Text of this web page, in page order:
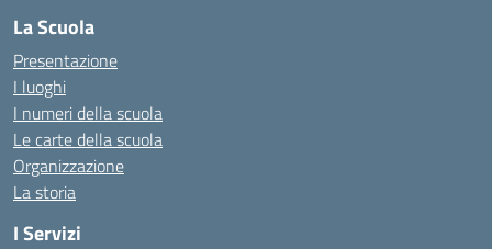
La Scuola
Presentazione
I luoghi
I numeri della scuola
Le carte della scuola
Organizzazione
La storia
I Servizi